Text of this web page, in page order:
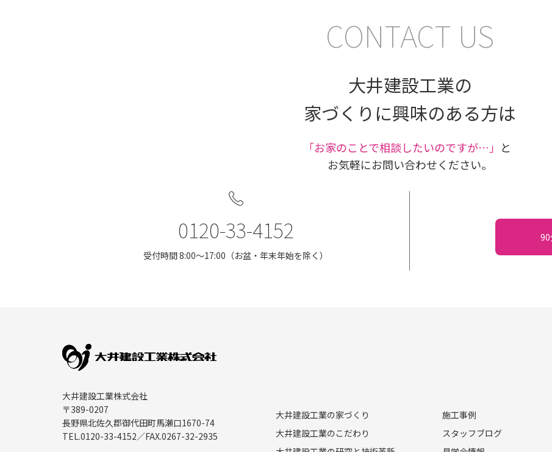
CONTACT US
大井建設工業の
家づくりに興味のある方は
｢お家のことで相談したいのですが…」 と
お気軽にお問い合わせください。
0120-33-4152
受付時間 8:00〜17:00（お盆・年末年始を除く）
90
大井建設工業株式会社
〒389-0207
長野県北佐久郡御代田町馬瀬口1670-74
TEL.0120-33-4152／FAX.0267-32-2935
大井建設工業の家づくり
大井建設工業のこだわり
施工事例
スタッフブログ